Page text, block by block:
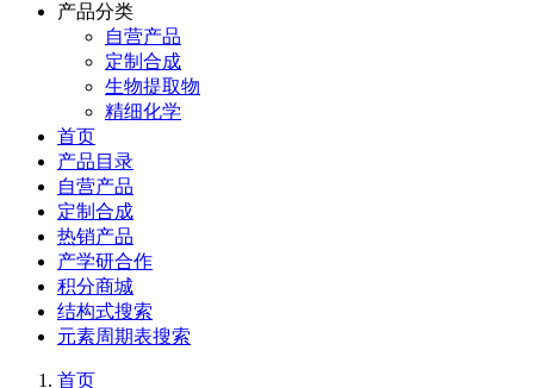
产品分类
自营产品
定制合成
生物提取物
精细化学
首页
产品目录
自营产品
定制合成
热销产品
产学研合作
积分商城
结构式搜索
元素周期表搜索
首页